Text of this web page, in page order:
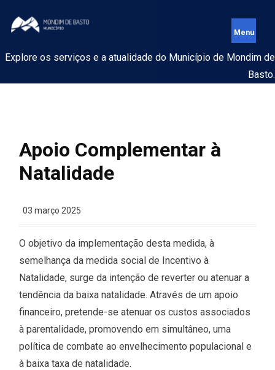
Explore os serviços e a atualidade do Município de Mondim de
Basto.
Apoio Complementar à
Natalidade
03 março 2025
O objetivo da implementação desta medida, à
semelhança da medida social de Incentivo à
Natalidade, surge da intenção de reverter ou atenuar a
tendência da baixa natalidade. Através de um apoio
financeiro, pretende-se atenuar os custos associados
à parentalidade, promovendo em simultâneo, uma
política de combate ao envelhecimento populacional e
à baixa taxa de natalidade.